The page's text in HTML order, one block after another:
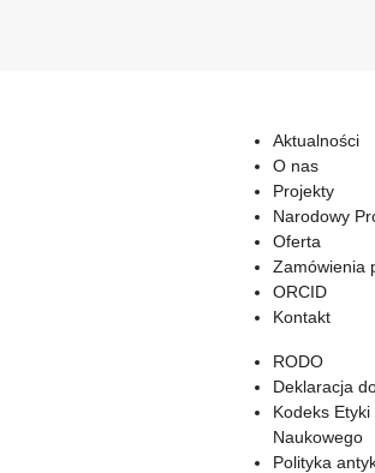
Aktualności
O nas
Projekty
Narodowy
Oferta
Zamówienia
ORCID
Kontakt
RODO
Deklaracja
Kodeks
Naukowego
Polityka